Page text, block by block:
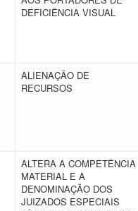
DEFICIÊNCIA VISUAL
ALIENAÇÃO DE
RECURSOS
ALTERA A COMPETÊNCIA
MATERIAL E A
DENOMINAÇÃO DOS
JUIZADOS ESPECIAIS